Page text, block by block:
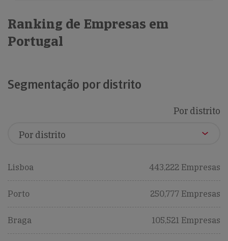
Ranking de Empresas em
Portugal
Segmentação por distrito
Por distrito
Lisboa 443,222 Empresas
Porto 250,777 Empresas
Braga 105,521 Empresas